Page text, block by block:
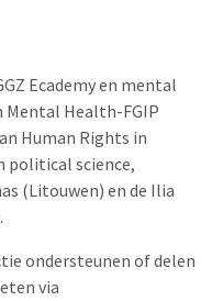
Ecademy en mental
Health-FGIP
Human Rights in
political science,
(Litouwen) en de Ilia
ondersteunen of delen
via